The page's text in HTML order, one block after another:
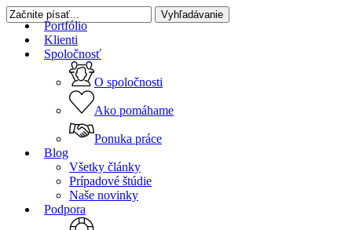
Skip
to
main
content
Portfólio
Klienti
Spoločnosť
O spoločnosti
Ako pomáhame
Ponuka práce
Blog
Všetky články
Prípadové štúdie
Naše novinky
Podpora
Vyhľadávanie
Zatvoriť
vyhľadávanie